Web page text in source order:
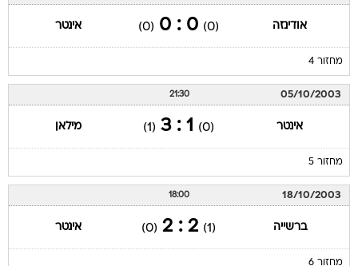
אודינזה (0)
0 : 0
(0) אינטר
מחזור 4
05/10/2003
21:30
אינטר (0)
1 : 3
(1) מילאן
מחזור 5
18/10/2003
18:00
ברשייה (1)
2 : 2
(0) אינטר
מחזור 6